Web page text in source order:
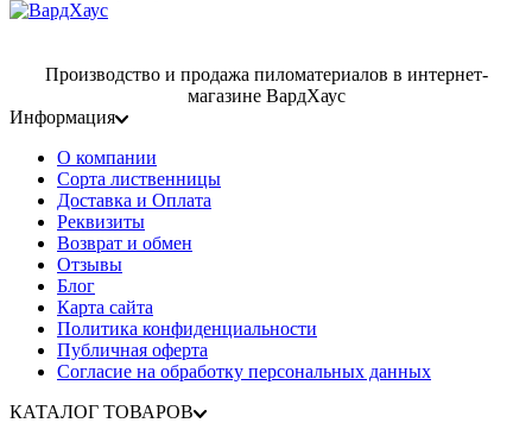
Производство и продажа пиломатериалов в интернет-
магазине ВардХаус
Информация
О компании
Сорта лиственницы
Доставка и Оплата
Реквизиты
Возврат и обмен
Отзывы
Блог
Карта сайта
Политика конфиденциальности
Публичная оферта
Согласие на обработку персональных данных
КАТАЛОГ ТОВАРОВ